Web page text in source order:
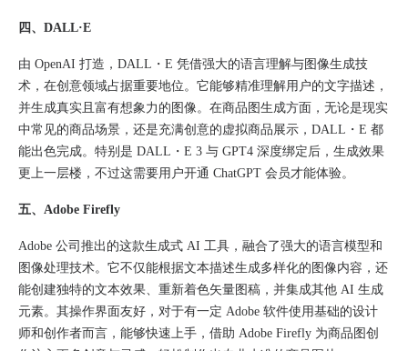
四、DALL·E
由 OpenAI 打造，DALL・E 凭借强大的语言理解与图像生成技
术，在创意领域占据重要地位。它能够精准理解用户的文字描述，
并生成真实且富有想象力的图像。在商品图生成方面，无论是现实
中常见的商品场景，还是充满创意的虚拟商品展示，DALL・E 都
能出色完成。特别是 DALL・E 3 与 GPT4 深度绑定后，生成效果
更上一层楼，不过这需要用户开通 ChatGPT 会员才能体验。​
五、Adobe Firefly
Adobe 公司推出的这款生成式 AI 工具，融合了强大的语言模型和
图像处理技术。它不仅能根据文本描述生成多样化的图像内容，还
能创建独特的文本效果、重新着色矢量图稿，并集成其他 AI 生成
元素。其操作界面友好，对于有一定 Adobe 软件使用基础的设计
师和创作者而言，能够快速上手，借助 Adobe Firefly 为商品图创